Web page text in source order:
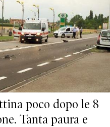
poco dopo le 8
Tanta paura e